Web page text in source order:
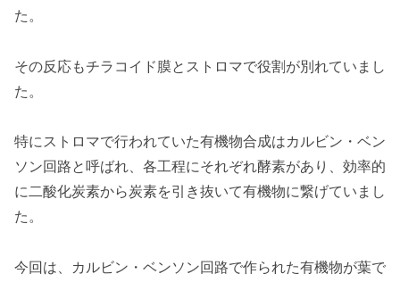
た。
その反応もチラコイド膜とストロマで役割が別れていまし
た。
特にストロマで行われていた有機物合成はカルビン・ベン
ソン回路と呼ばれ、各工程にそれぞれ酵素があり、効率的
に二酸化炭素から炭素を引き抜いて有機物に繋げていまし
た。
今回は、カルビン・ベンソン回路で作られた有機物が葉で